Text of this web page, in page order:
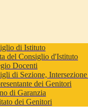
di Istituto
del Consiglio d'Istituto
Docenti
di Sezione,
dei Genitori
di Garanzia
dei Genitori